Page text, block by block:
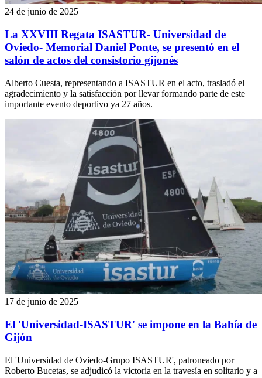
24 de junio de 2025
La XXVIII Regata ISASTUR- Universidad de
Oviedo- Memorial Daniel Ponte, se presentó en el
salón de actos del consistorio gijonés
Alberto Cuesta, representando a ISASTUR en el acto, trasladó el
agradecimiento y la satisfacción por llevar formando parte de este
importante evento deportivo ya 27 años.
17 de junio de 2025
El 'Universidad-ISASTUR' se impone en la Bahía de
Gijón
El 'Universidad de Oviedo-Grupo ISASTUR', patroneado por
Roberto Bucetas, se adjudicó la victoria en la travesía en solitario y a